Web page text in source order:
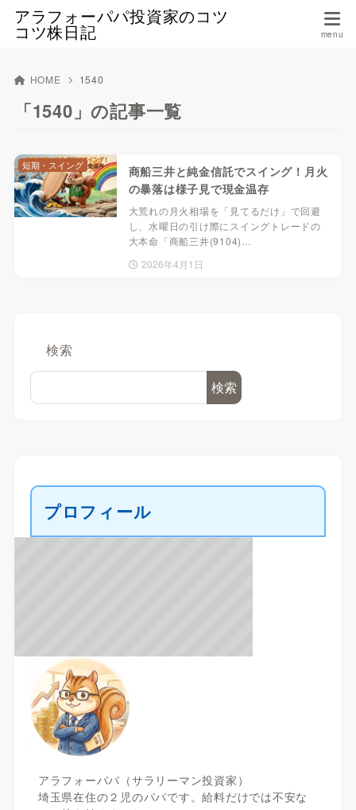
アラフォーパパ投資家のコツ
コツ株日記
HOME 1540
「1540」の記事一覧
商船三井と純金信託でスイング！月火
の暴落は様子見で現金温存
大荒れの月火相場を「見てるだけ」で回避
し、水曜日の引け際にスイングトレードの
大本命「商船三井(9104)…
2026年4月1日
短期・スイング
検索
検索
プロフィール
アラフォーパパ（サラリーマン投資家）
埼玉県在住の２児のパパです。給料だけでは不安な